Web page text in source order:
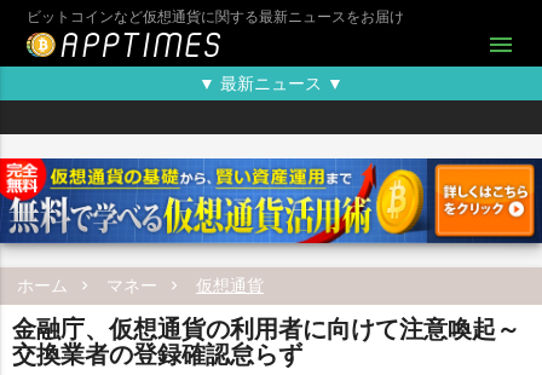
ビットコインなど仮想通貨に関する最新ニュースをお届け
menu
▼ 最新ニュース ▼
ホーム マネー 仮想通貨
金融庁、仮想通貨の利用者に向けて注意喚起～
交換業者の登録確認怠らず